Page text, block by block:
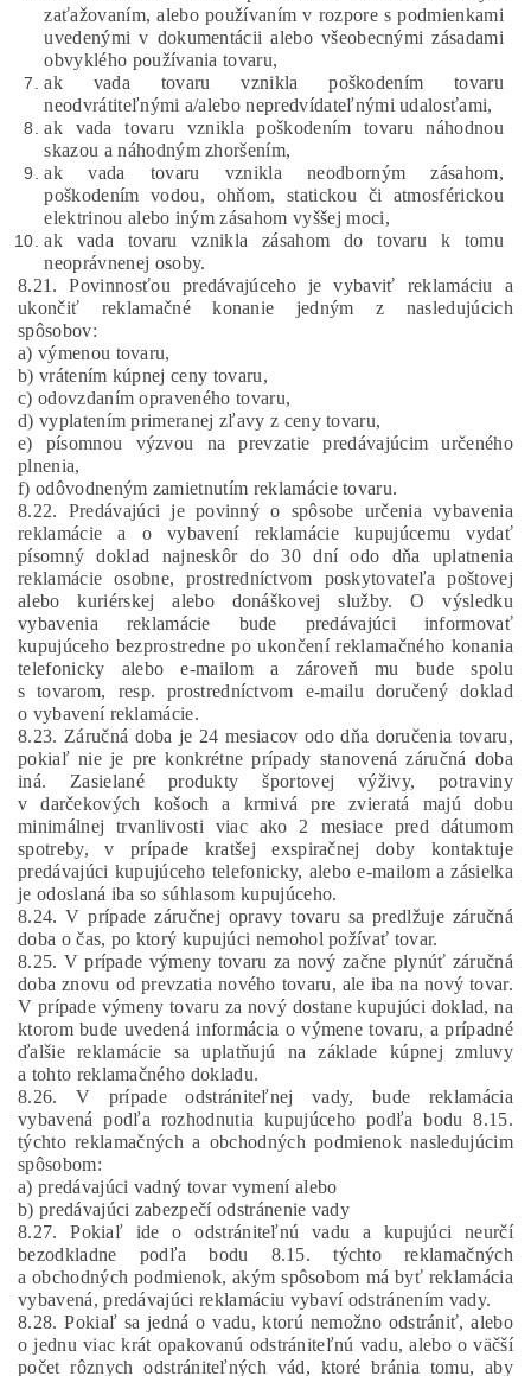
zaťažovaním, alebo používaním v rozpore s podmienkami
uvedenými v dokumentácii alebo všeobecnými zásadami
obvyklého používania tovaru,
ak vada tovaru vznikla poškodením tovaru
neodvrátiteľnými a/alebo nepredvídateľnými udalosťami,
ak vada tovaru vznikla poškodením tovaru náhodnou
skazou a náhodným zhoršením,
ak vada tovaru vznikla neodborným zásahom,
poškodením vodou, ohňom, statickou či atmosférickou
elektrinou alebo iným zásahom vyššej moci,
ak vada tovaru vznikla zásahom do tovaru k tomu
neoprávnenej osoby.
8.21. Povinnosťou predávajúceho je vybaviť reklamáciu a
ukončiť reklamačné konanie jedným z nasledujúcich
spôsobov:
a) výmenou tovaru,
b) vrátením kúpnej ceny tovaru,
c) odovzdaním opraveného tovaru,
d) vyplatením primeranej zľavy z ceny tovaru,
e) písomnou výzvou na prevzatie predávajúcim určeného
plnenia,
f) odôvodneným zamietnutím reklamácie tovaru.
8.22. Predávajúci je povinný o spôsobe určenia vybavenia
reklamácie a o vybavení reklamácie kupujúcemu vydať
písomný doklad najneskôr do 30 dní odo dňa uplatnenia
reklamácie osobne, prostredníctvom poskytovateľa poštovej
alebo kuriérskej alebo donáškovej služby.O výsledku
vybavenia reklamácie bude predávajúci informovať
kupujúceho bezprostredne po ukončení reklamačného konania
telefonicky alebo e-mailom a zároveň mu bude spolu
s tovarom, resp. prostredníctvom e-mailu doručený doklad
o vybavení reklamácie.
8.23. Záručná doba je 24 mesiacov odo dňa doručenia tovaru,
pokiaľ nie je pre konkrétne prípady stanovená záručná doba
iná. Zasielané produkty športovej výživy, potraviny
v darčekových košoch a krmivá pre zvieratá majú dobu
minimálnej trvanlivosti viac ako 2 mesiace pred dátumom
spotreby, v prípade kratšej exspiračnej doby kontaktuje
predávajúci kupujúceho telefonicky, alebo e-mailom a zásielka
je odoslaná iba so súhlasom kupujúceho.
8.24. V prípade záručnej opravy tovaru sa predlžuje záručná
doba o čas, po ktorý kupujúci nemohol požívať tovar.
8.25. V prípade výmeny tovaru za nový začne plynúť záručná
doba znovu od prevzatia nového tovaru, ale iba na nový tovar.
V prípade výmeny tovaru za nový dostane kupujúci doklad, na
ktorom bude uvedená informácia o výmene tovaru, a prípadné
ďalšie reklamácie sa uplatňujú na základe kúpnej zmluvy
a tohto reklamačného dokladu.
8.26. V prípade odstrániteľnej vady, bude reklamácia
vybavená podľa rozhodnutia kupujúceho podľa bodu 8.15.
týchto reklamačných a obchodných podmienok nasledujúcim
spôsobom:
a) predávajúci vadný tovar vymení alebo
b) predávajúci zabezpečí odstránenie vady
8.27. Pokiaľ ide o odstrániteľnú vadu a kupujúci neurčí
bezodkladne podľa bodu 8.15. týchto reklamačných
a obchodných podmienok, akým spôsobom má byť reklamácia
vybavená, predávajúci reklamáciu vybaví odstránením vady.
8.28.Pokiaľ sa jedná o vadu, ktorú nemožno odstrániť, alebo
o jednu viac krát opakovanú odstrániteľnú vadu, alebo o väčší
počet rôznych odstrániteľných vád, ktoré bránia tomu, aby